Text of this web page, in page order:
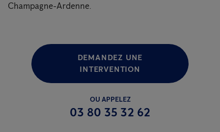
Champagne-Ardenne.
DEMANDEZ UNE
INTERVENTION
OU APPELEZ
03 80 35 32 62